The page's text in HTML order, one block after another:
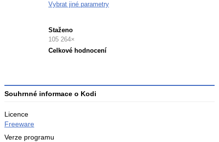
Vybrat jiné parametry
Staženo
105 264×
Celkové hodnocení
Souhrnné informace o Kodi
Licence
Freeware
Verze programu